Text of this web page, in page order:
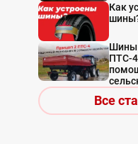
Как
Шины
ПТС-
Все